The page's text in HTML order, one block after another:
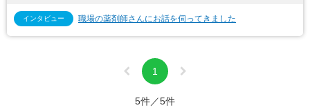
インタビュー 職場の薬剤師さんにお話を伺ってきました
1
5件／5件